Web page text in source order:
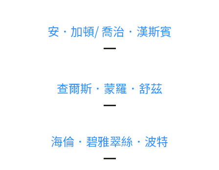
安．加頓/ 喬治．漢斯賓
查爾斯．蒙羅．舒茲
海倫．碧雅翠絲．波特